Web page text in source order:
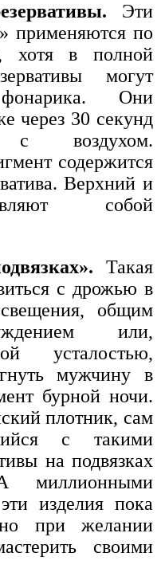
Эти
применяются по
хотя в полной
могут
Они
через 30 секунд
с воздухом.
содержится
Верхний и
собой
Такая
с дрожью в
общим
или,
усталостью,
мужчину в
бурной ночи.
плотник, сам
с такими
на подвязках
миллионными
изделия пока
при желании
своими